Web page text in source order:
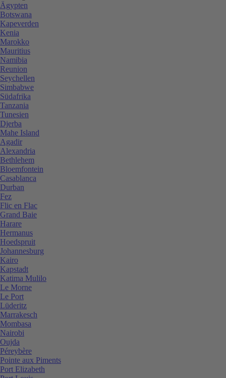
Ägypten
Botswana
Kapeverden
Kenia
Marokko
Mauritius
Namibia
Reunion
Seychellen
Simbabwe
Südafrika
Tanzania
Tunesien
Djerba
Mahe Island
Agadir
Alexandria
Bethlehem
Bloemfontein
Casablanca
Durban
Fez
Flic en Flac
Grand Baie
Harare
Hermanus
Hoedspruit
Johannesburg
Kairo
Kapstadt
Katima Mulilo
Le Morne
Le Port
Lüderitz
Marrakesch
Mombasa
Nairobi
Oujda
Péreybère
Pointe aux Piments
Port Elizabeth